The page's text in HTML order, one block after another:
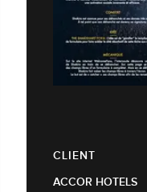
CLIENT
ACCOR HOTELS